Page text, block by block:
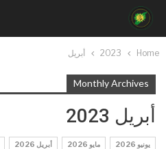
Home
2023 أبريل
Monthly Archives
أبريل 2023
يونيو 2026 مايو 2026 أبريل 2026